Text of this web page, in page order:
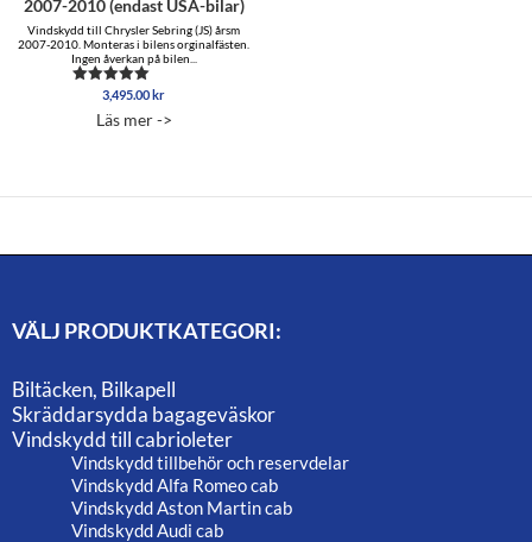
2007-2010 (endast USA-bilar)
Vindskydd till Chrysler Sebring (JS) årsm
2007-2010. Monteras i bilens orginalfästen.
Ingen åverkan på bilen...
Betygsatt
av 5
3,495.00 kr
Läs mer ->
VÄLJ PRODUKTKATEGORI:
Biltäcken, Bilkapell
Skräddarsydda bagageväskor
Vindskydd till cabrioleter
Vindskydd tillbehör och reservdelar
Vindskydd Alfa Romeo cab
Vindskydd Aston Martin cab
Vindskydd Audi cab